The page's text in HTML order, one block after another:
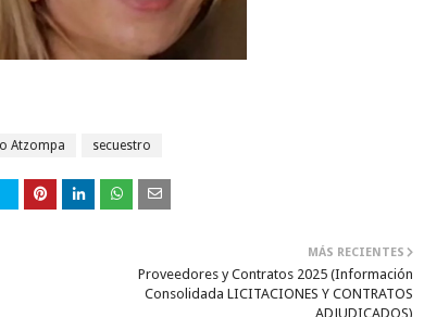
Atzompa secuestro
MÁS RECIENTES
Proveedores y Contratos 2025 (Información
Consolidada LICITACIONES Y CONTRATOS
ADJUDICADOS)